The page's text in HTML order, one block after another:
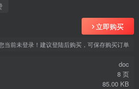
立即购买
当前未登录！建议登陆后购买，可保存购买订单
doc
8 页
85.00 KB